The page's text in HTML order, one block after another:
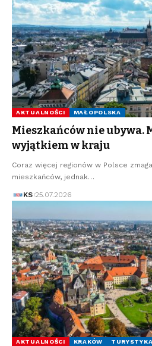
AKTUALNOŚCI MAŁOPOLSKA
Mieszkańców nie ubywa.
wyjątkiem w kraju
Coraz więcej regionów w Polsce
mieszkańców, jednak…
KS 25.07.2026
AKTUALNOŚCI KRAKÓW TURYSTYKA